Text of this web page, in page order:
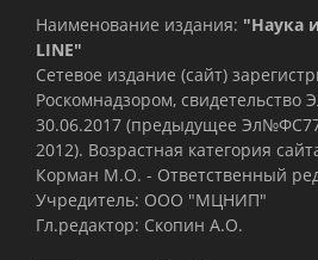
Наименование издания: "Наука
LINE"
Сетевое издание (сайт)
Роскомнадзором,
30.06.2017 (предыдущее
2012). Возрастная категория
Корман М.О. - Ответственный
Учредитель: ООО "МЦНИП"
Гл.редактор: Скопин А.О.